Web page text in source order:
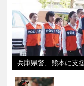
兵庫県警、熊本に支